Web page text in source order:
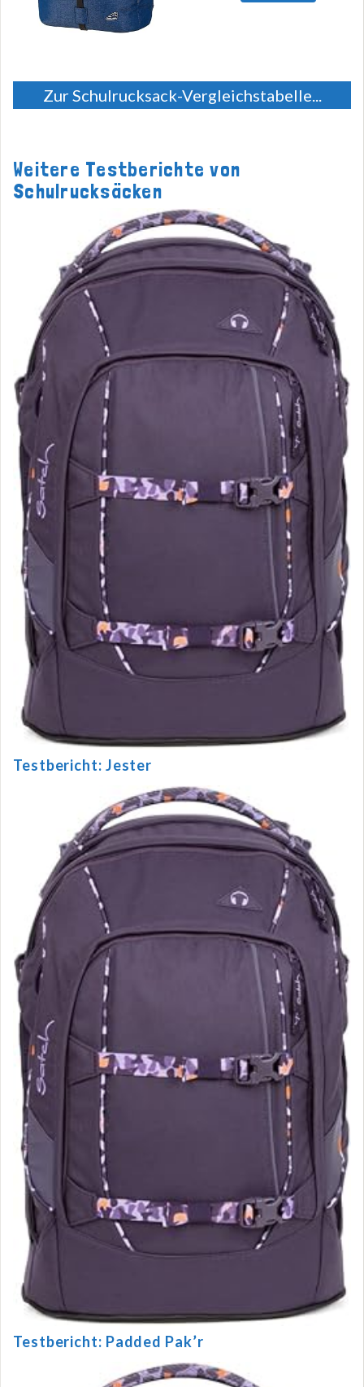
Zur Schulrucksack-Vergleichstabelle...
Weitere Testberichte von
Schulrucksäcken
Testbericht: Jester
Testbericht: Padded Pak’r